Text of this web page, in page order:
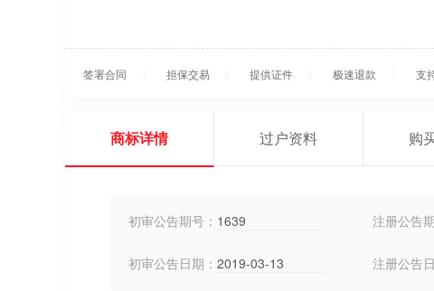
签署合同 担保交易 提供证件 极速退款 支
商标详情 过户资料 购
初审公告期号： 1639 注册公告
初审公告日期： 2019-03-13 注册公告